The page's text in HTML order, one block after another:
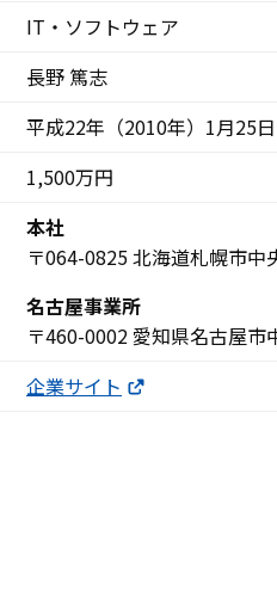
IT・ソフトウェア
長野 篤志
平成22年（2010年）1月25日
1,500万円
本社
〒064-0825 北海道札幌市
名古屋事業所
〒460-0002 愛知県名古屋
企業サイト